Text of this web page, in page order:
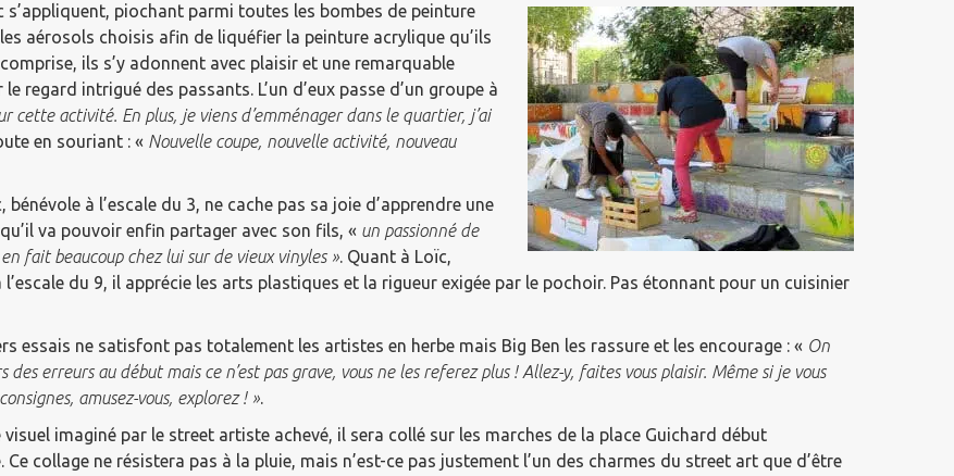
s’appliquent, piochant parmi toutes les bombes de peinture
aérosols choisis afin de liquéfier la peinture acrylique qu’ils
ils s’y adonnent avec plaisir et une remarquable
regard intrigué des passants. L’un d’eux passe d’un groupe à
cette activité. En plus, je viens d’emménager dans le quartier, j’ai
en souriant : « Nouvelle coupe, nouvelle activité, nouveau
bénévole à l’escale du 3, ne cache pas sa joie d’apprendre une
va pouvoir enfin partager avec son fils, « un passionné de
fait beaucoup chez lui sur de vieux vinyles ». Quant à Loïc,
l’escale du 9, il apprécie les arts plastiques et la rigueur exigée par le pochoir. Pas étonnant pour un cuisinier
essais ne satisfont pas totalement les artistes en herbe mais Big Ben les rassure et les encourage : « On
des erreurs au début mais ce n’est pas grave, vous ne les referez plus ! Allez-y, faites vous plaisir. Même si je vous
amusez-vous, explorez ! ».
visuel imaginé par le street artiste achevé, il sera collé sur les marches de la place Guichard début
Ce collage ne résistera pas à la pluie, mais n’est-ce pas justement l’un des charmes du street art que d’être